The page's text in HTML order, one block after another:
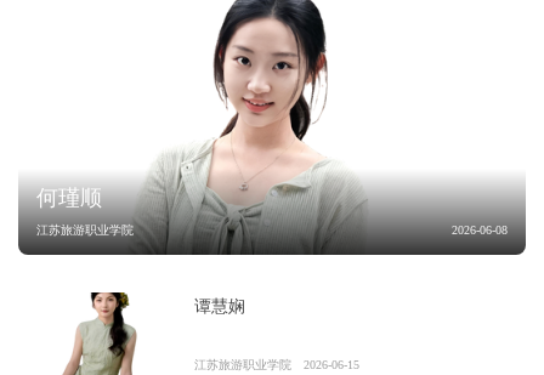
何瑾顺
江苏旅游职业学院 2026-06-08
谭慧娴
江苏旅游职业学院 2026-06-15